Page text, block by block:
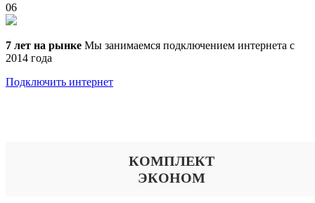
06
7 лет на рынке Мы занимаемся подключением интернета с
2014 года
Подключить интернет
КОМПЛЕКТ
ЭКОНОМ